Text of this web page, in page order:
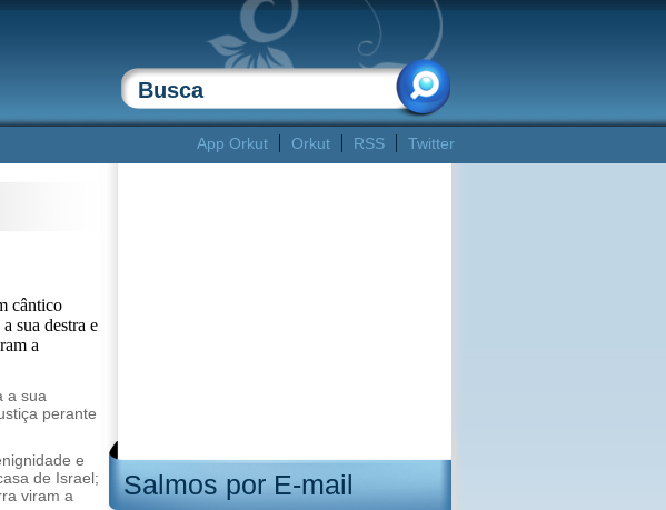
App Orkut Orkut RSS Twitter
Salmos por E-mail
cântico
sua destra e
a
a sua
perante
e
de Israel;
viram a